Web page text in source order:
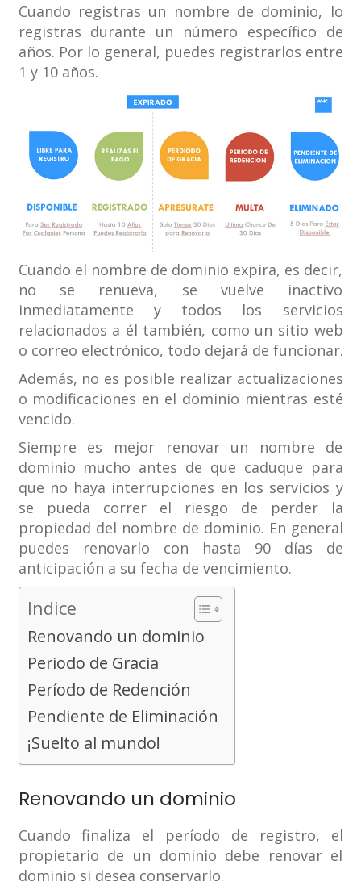
Cuando registras un nombre de dominio, lo
registras durante un número específico de
años. Por lo general, puedes registrarlos entre
1 y 10 años.
Cuando el nombre de dominio expira, es decir,
no se renueva, se vuelve inactivo
inmediatamente y todos los servicios
relacionados a él también, como un sitio web
o correo electrónico, todo dejará de funcionar.
Además, no es posible realizar actualizaciones
o modificaciones en el dominio mientras esté
vencido.
Siempre es mejor renovar un nombre de
dominio mucho antes de que caduque para
que no haya interrupciones en los servicios y
se pueda correr el riesgo de perder la
propiedad del nombre de dominio. En general
puedes renovarlo con hasta 90 días de
anticipación a su fecha de vencimiento.
Indice
Renovando un dominio
Periodo de Gracia
Período de Redención
Pendiente de Eliminación
¡Suelto al mundo!
Renovando un dominio
Cuando finaliza el período de registro, el
propietario de un dominio debe renovar el
dominio si desea conservarlo.